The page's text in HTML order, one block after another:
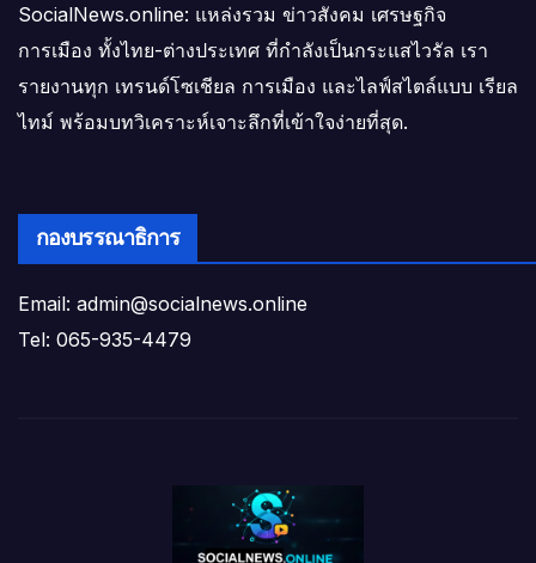
SocialNews.online: แหล่งรวม ข่าวสังคม เศรษฐกิจ
การเมือง ทั้งไทย-ต่างประเทศ ที่กำลังเป็นกระแสไวรัล เรา
รายงานทุก เทรนด์โซเชียล การเมือง และไลฟ์สไตล์แบบ เรียล
ไทม์ พร้อมบทวิเคราะห์เจาะลึกที่เข้าใจง่ายที่สุด.
กองบรรณาธิการ
Email: admin@socialnews.online
Tel: 065-935-4479